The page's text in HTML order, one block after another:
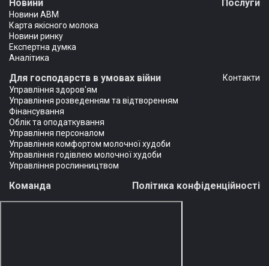
Новини
Новини АВМ
Карта якісного молока
Новини ринку
Експертна думка
Аналітика
Послуги
Для господарств в умовах війни
Управління здоров'ям
Управління розведенням та відтворенням
Фінансування
Облік та оподаткування
Управління персоналом
Управління комфортом молочної худоби
Управління годівлею молочної худоби
Управління рослинництвом
Контакти
Команда Політика конфіденційності